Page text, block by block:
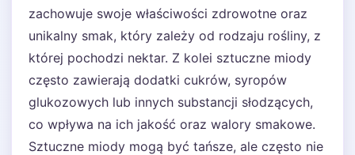
zachowuje swoje właściwości zdrowotne oraz
unikalny smak, który zależy od rodzaju rośliny, z
której pochodzi nektar. Z kolei sztuczne miody
często zawierają dodatki cukrów, syropów
glukozowych lub innych substancji słodzących,
co wpływa na ich jakość oraz walory smakowe.
Sztuczne miody mogą być tańsze, ale często nie